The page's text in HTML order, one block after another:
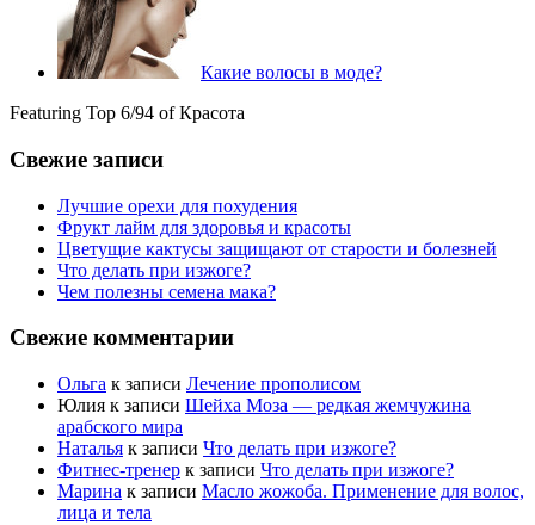
Какие волосы в моде?
Featuring Top 6/94 of Красота
Свежие записи
Лучшие орехи для похудения
Фрукт лайм для здоровья и красоты
Цветущие кактусы защищают от старости и болезней
Что делать при изжоге?
Чем полезны семена мака?
Свежие комментарии
Ольга к записи Лечение прополисом
Юлия к записи Шейха Моза — редкая жемчужина
арабского мира
Наталья к записи Что делать при изжоге?
Фитнес-тренер к записи Что делать при изжоге?
Марина к записи Масло жожоба. Применение для волос,
лица и тела